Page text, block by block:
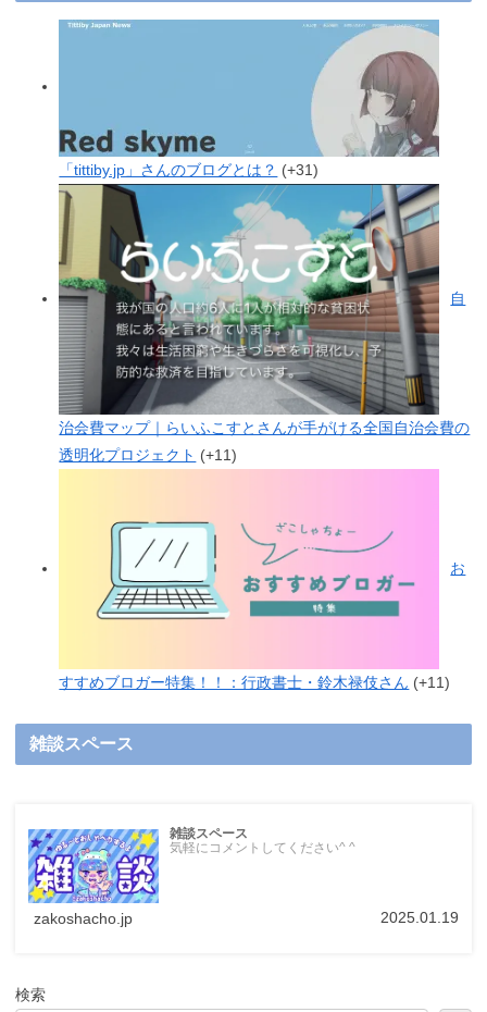
「tittiby.jp」さんのブログとは？ +31
自
治会費マップ｜らいふこすとさんが手がける全国自治会費の
透明化プロジェクト
+11
お
すすめブロガー特集！！：行政書士・鈴木禄伎さん +11
雑談スペース
雑談スペース
気軽にコメントしてください^ ^
zakoshacho.jp 2025.01.19
検索